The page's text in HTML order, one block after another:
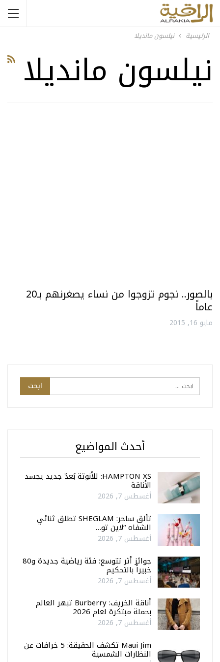
الرئيسية نيلسون مانديلا
نيلسون مانديلا
بالصور.. نجوم تزوجوا من نساء يصغرنهم بـ20
عاماً
مايو 16, 2015
أحدث المواضيع
HAMPTON XS: للأنوثة بُعدٌ جديد يجسد
الأناقة
أغسطس 7, 2026
تألق ساحر: SHEGLAM تطلق ثنائي
الشفاه “لاين تو…
أغسطس 7, 2026
جوائز أثر تتوسع: فئة رياضية جديدة و80
خبيراً بالتحكيم
أغسطس 7, 2026
أناقة الخريف: Burberry تبهر العالم
بحملة مبتكرة لعام 2026
أغسطس 7, 2026
Maui Jim تكشف الحقيقة: 5 خرافات عن
النظارات الشمسية